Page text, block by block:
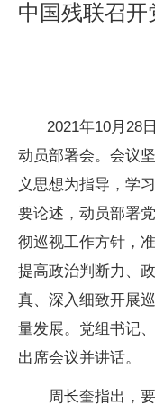
中国残联召开
2021年10月28
动员部署会。会议
义思想为指导，学
要论述，动员部署
彻巡视工作方针，
提高政治判断力、
真、深入细致开展
量发展。党组书记
出席会议并讲话。
周长奎指出，要